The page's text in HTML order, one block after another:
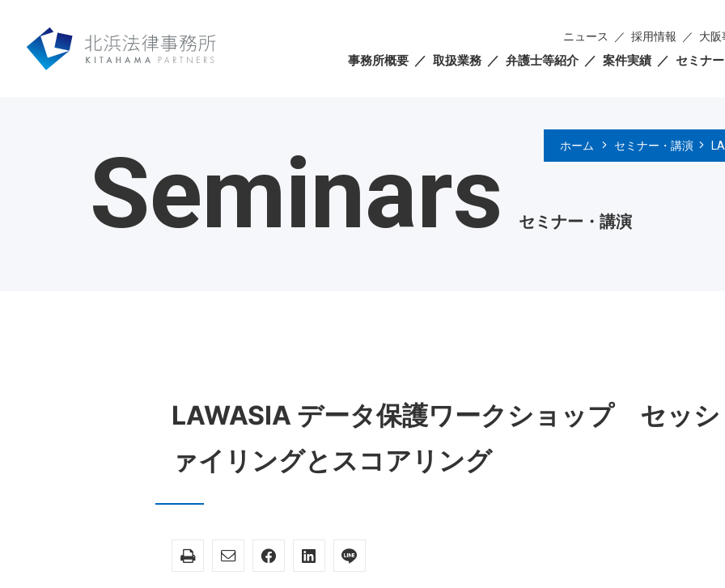
事務所概要 取扱業務 弁護士等紹介 案件実績 セミナ
ニュース 採用情報 大阪
ホーム セミナー・講演
Seminars セミナー・講演
LAWASIA データ保護ワークショップ セッション2：プロフ
ァイリングとスコアリング